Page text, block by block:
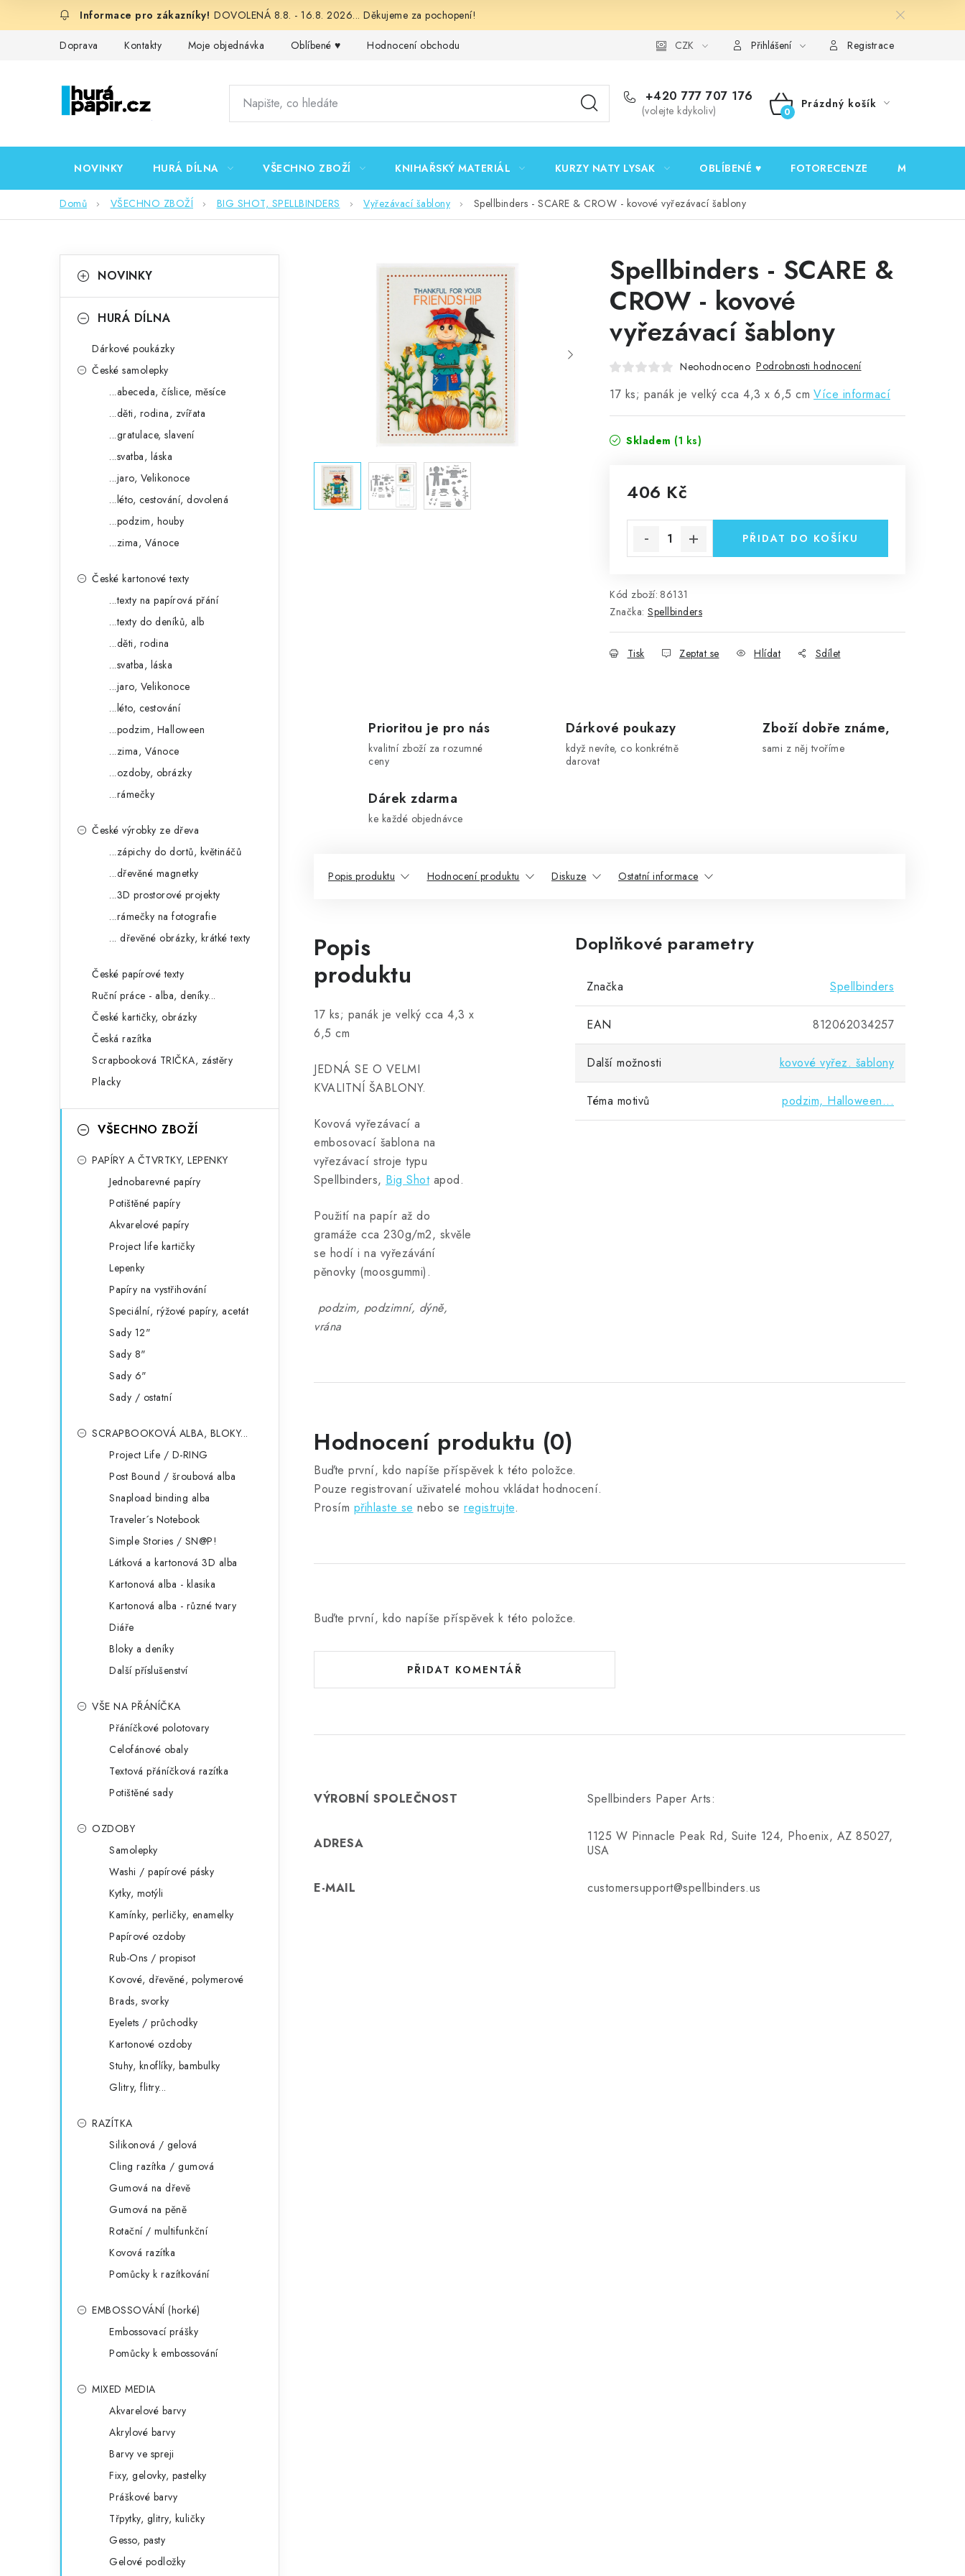
DOVOLENÁ 8.8. - 16.8. 2026... Děkujeme za pochopení!
Doprava Kontakty Moje objednávka Oblíbené ♥️ Hodnocení obchodu Podmínky ochrany osobních údajů Ověřování recenzí
CZK Přihlášení Registrace
+420 777 707 176
(volejte kdykoliv)
NÁKUPNÍ
Prázdný košík
NOVINKY HURÁ DÍLNA VŠECHNO ZBOŽÍ KNIHAŘSKÝ MATERIÁL KURZY NATY LYSAK OBLÍBENÉ ♥️ FOTORECENZE MOJE
Domů VŠECHNO ZBOŽÍ BIG SHOT, SPELLBINDERS Vyřezávací šablony Spellbinders - SCARE & CROW - kovové vyřezávací šablony
okategorie
a
NOVINKY
HURÁ DÍLNA
Dárkové poukázky
České samolepky
...abeceda, číslice, měsíce
...děti, rodina, zvířata
...gratulace, slavení
...svatba, láska
...jaro, Velikonoce
...léto, cestování, dovolená
...podzim, houby
...zima, Vánoce
České kartonové texty
...texty na papírová přání
...texty do deníků, alb
...děti, rodina
...svatba, láska
...jaro, Velikonoce
...léto, cestování
...podzim, Halloween
...zima, Vánoce
...ozdoby, obrázky
...rámečky
České výrobky ze dřeva
...zápichy do dortů, květináčů
...dřevěné magnetky
...3D prostorové projekty
...rámečky na fotografie
... dřevěné obrázky, krátké texty
České papírové texty
Ruční práce - alba, deníky...
České kartičky, obrázky
Česká razítka
Scrapbooková TRIČKA, zástěry
Placky
VŠECHNO ZBOŽÍ
PAPÍRY A ČTVRTKY, LEPENKY
Jednobarevné papíry
Potištěné papíry
Akvarelové papíry
Project life kartičky
Lepenky
Papíry na vystřihování
Speciální, rýžové papíry, acetát
Sady 12"
Sady 8"
Sady 6"
Sady / ostatní
SCRAPBOOKOVÁ ALBA, BLOKY...
Project Life / D-RING
Post Bound / šroubová alba
Snapload binding alba
Traveler´s Notebook
Simple Stories / SN@P!
Látková a kartonová 3D alba
Kartonová alba - klasika
Kartonová alba - různé tvary
Diáře
Bloky a deníky
Další příslušenství
VŠE NA PŘÁNÍČKA
Přáníčkové polotovary
Celofánové obaly
Textová přáníčková razítka
Potištěné sady
OZDOBY
Samolepky
Washi / papírové pásky
Kytky, motýli
Kamínky, perličky, enamelky
Papírové ozdoby
Rub-Ons / propisot
Kovové, dřevěné, polymerové
Brads, svorky
Eyelets / průchodky
Kartonové ozdoby
Stuhy, knoflíky, bambulky
Glitry, flitry...
RAZÍTKA
Silikonová / gelová
Cling razítka / gumová
Gumová na dřevě
Gumová na pěně
Rotační / multifunkční
Kovová razítka
Pomůcky k razítkování
EMBOSSOVÁNÍ (horké)
Embossovací prášky
Pomůcky k embossování
MIXED MEDIA
Akvarelové barvy
Akrylové barvy
Barvy ve spreji
Fixy, gelovky, pastelky
Práškové barvy
Třpytky, glitry, kuličky
Gesso, pasty
Gelové podložky
Spellbinders - SCARE &
CROW - kovové
vyřezávací šablony
Neohodnoceno Podrobnosti hodnocení
17 ks; panák je velký cca 4,3 x 6,5 cm Více informací
Skladem (1 ks)
406 Kč
PŘIDAT DO KOŠÍKU
Kód zboží: 86131
Značka: Spellbinders
Tisk Zeptat se Hlídat Sdílet
Prioritou je pro nás
kvalitní zboží za rozumné
ceny
Dárkové poukazy
když nevíte, co konkrétně
darovat
Zboží dobře známe,
sami z něj tvoříme
Dárek zdarma
ke každé objednávce
Popis produktu Hodnocení produktu Diskuze Ostatní informace
Popis
produktu
17 ks; panák je velký cca 4,3 x
6,5 cm
JEDNÁ SE O VELMI
KVALITNÍ ŠABLONY.
Kovová vyřezávací a
embosovací šablona na
vyřezávací stroje typu
Spellbinders, Big Shotapod.
Použití na papír až do
gramáže cca 230g/m2, skvěle
se hodí i na vyřezávání
pěnovky (moosgummi).
podzim, podzimní, dýně,
vrána
Doplňkové parametry
Značka Spellbinders
EAN 812062034257
Další možnosti kovové vyřez. šablony
Téma motivů podzim, Halloween...
Hodnocení produktu (0)
Buďte první, kdo napíše příspěvek k této položce.
Pouze registrovaní uživatelé mohou vkládat hodnocení.
Prosím přihlaste se nebo se registrujte.
Buďte první, kdo napíše příspěvek k této položce.
PŘIDAT KOMENTÁŘ
VÝROBNÍ SPOLEČNOST Spellbinders Paper Arts:
ADRESA
1125 W Pinnacle Peak Rd, Suite 124, Phoenix, AZ 85027,
USA
E-MAIL customersupport@spellbinders.us